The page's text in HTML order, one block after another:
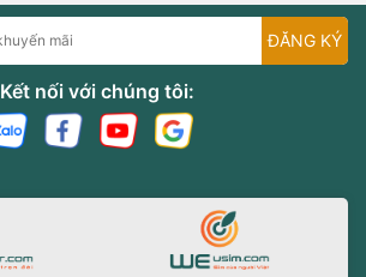
ĐĂNG KÝ
Kết nối với chúng tôi: